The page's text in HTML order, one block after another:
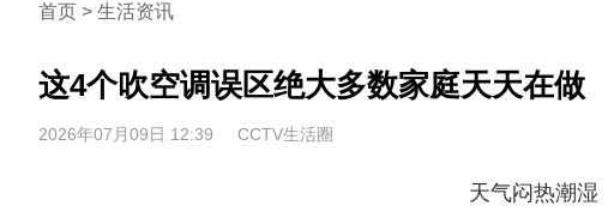
首页 > 生活资讯
这4个吹空调误区绝大多数家庭天天在做
2026年07月09日 12:39 CCTV生活圈
天气闷热潮湿